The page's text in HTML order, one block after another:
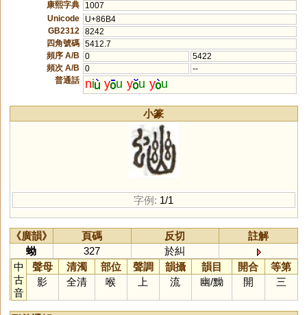
康熙字典
1007
Unicode
U+86B4
GB2312
8242
四角號碼 5412.7
頻序 A/B
0
5422
頻次 A/B
0
--
普通話
ni y u y u y u
小篆
字例: 1/1
《廣韻》 頁碼 反切
註解
蚴
327
於糾
中
古
音
聲母 清濁 部位 聲調 韻攝 韻目 開合
等第
影
全清 喉 上 流 幽/黝 開 三